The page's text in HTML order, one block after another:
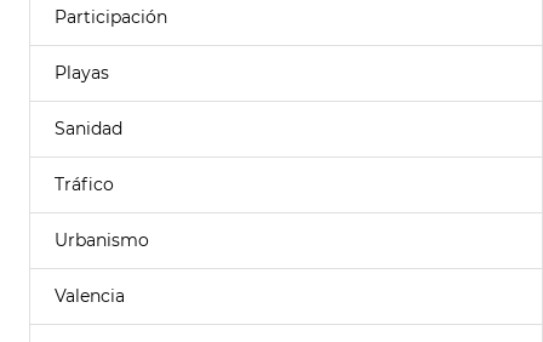
Participación
Playas
Sanidad
Tráfico
Urbanismo
Valencia